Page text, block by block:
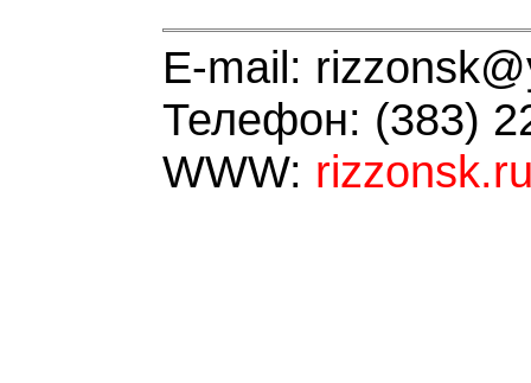
E-mail:
Телефон: (383)
WWW: